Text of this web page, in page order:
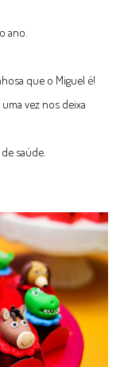
ano.
que o Miguel é!
vez nos deixa
saúde.